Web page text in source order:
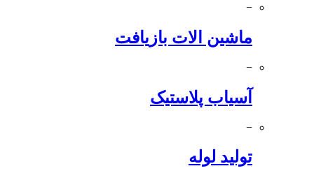
−
ماشین الات بازیافت
−
آسیاب پلاستیک
−
تولید لوله